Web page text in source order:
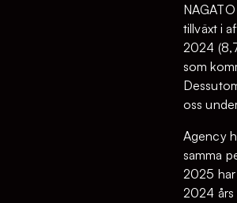
tillväxt i
2024
som
oss
Agency
samma
2025 har
2024 års